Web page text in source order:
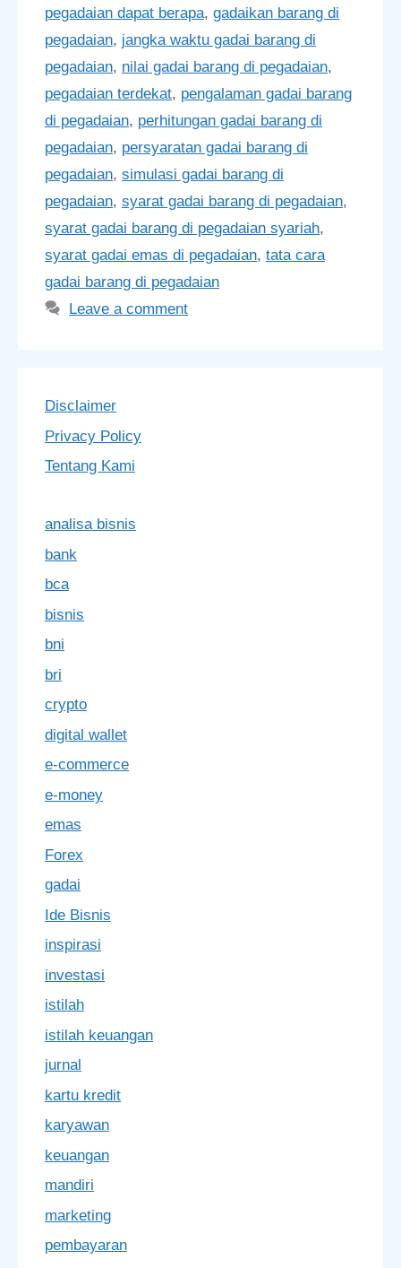
pegadaian dapat berapa, gadaikan barang di
pegadaian, jangka waktu gadai barang di
pegadaian, nilai gadai barang di pegadaian,
pegadaian terdekat, pengalaman gadai barang
di pegadaian, perhitungan gadai barang di
pegadaian, persyaratan gadai barang di
pegadaian, simulasi gadai barang di
pegadaian, syarat gadai barang di pegadaian,
syarat gadai barang di pegadaian syariah,
syarat gadai emas di pegadaian, tata cara
gadai barang di pegadaian
Leave a comment
Disclaimer
Privacy Policy
Tentang Kami
analisa bisnis
bank
bca
bisnis
bni
bri
crypto
digital wallet
e-commerce
e-money
emas
Forex
gadai
Ide Bisnis
inspirasi
investasi
istilah
istilah keuangan
jurnal
kartu kredit
karyawan
keuangan
mandiri
marketing
pembayaran